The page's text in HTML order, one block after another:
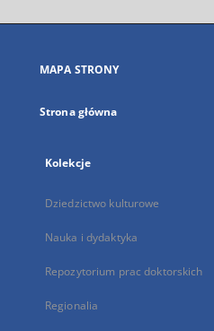
się
karcie
MAPA STRONY
Strona główna
Kolekcje
Dziedzictwo kulturowe
Nauka i dydaktyka
Repozytorium prac doktorskich
Regionalia